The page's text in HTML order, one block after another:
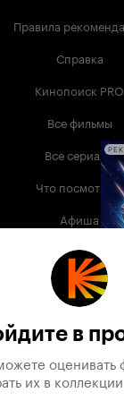
Правила
Справка
Кинопоиск PRO
Все фильмы
Все сериалы
Что посмотреть
Афиша
Музыка
Телепрограмма
Служба поддержки
в
оценивать
их в